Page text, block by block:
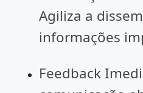
Agiliza a
informações
Feedback